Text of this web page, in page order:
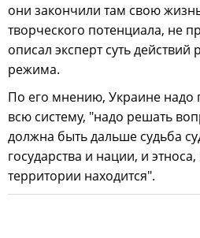
они закончили там свою
творческого потенциала, не
описал эксперт суть действий
режима.
По его мнению, Украине надо
всю систему, "надо решать
должна быть дальше судьба
государства и нации, и
территории находится".